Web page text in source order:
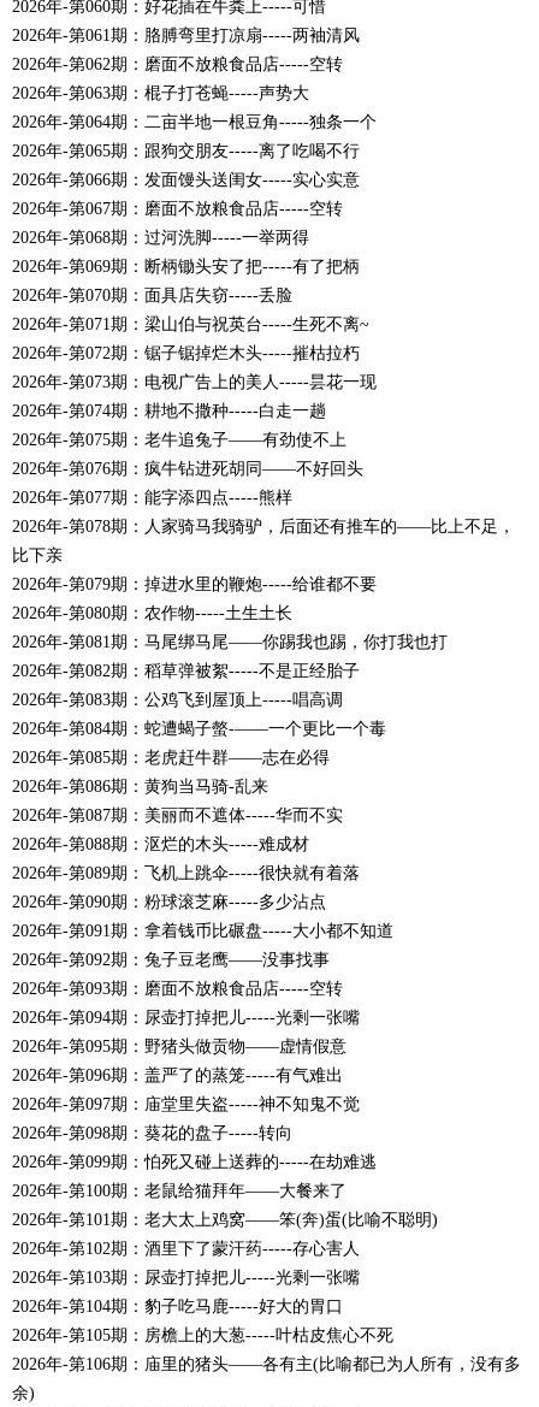
2026年-第060期：好花插在牛粪上-----可惜
2026年-第061期：胳膊弯里打凉扇-----两袖清风
2026年-第062期：磨面不放粮食品店-----空转
2026年-第063期：棍子打苍蝇-----声势大
2026年-第064期：二亩半地一根豆角-----独条一个
2026年-第065期：跟狗交朋友-----离了吃喝不行
2026年-第066期：发面馒头送闺女-----实心实意
2026年-第067期：磨面不放粮食品店-----空转
2026年-第068期：过河洗脚-----一举两得
2026年-第069期：断柄锄头安了把-----有了把柄
2026年-第070期：面具店失窃-----丢脸
2026年-第071期：梁山伯与祝英台-----生死不离~
2026年-第072期：锯子锯掉烂木头-----摧枯拉朽
2026年-第073期：电视广告上的美人-----昙花一现
2026年-第074期：耕地不撒种-----白走一趟
2026年-第075期：老牛追兔子——有劲使不上
2026年-第076期：疯牛钻进死胡同――不好回头
2026年-第077期：能字添四点-----熊样
2026年-第078期：人家骑马我骑驴，后面还有推车的――比上不足，
比下亲
2026年-第079期：掉进水里的鞭炮-----给谁都不要
2026年-第080期：农作物-----土生土长
2026年-第081期：马尾绑马尾―—你踢我也踢，你打我也打
2026年-第082期：稻草弹被絮-----不是正经胎子
2026年-第083期：公鸡飞到屋顶上-----唱高调
2026年-第084期：蛇遭蝎子螫-——一个更比一个毒
2026年-第085期：老虎赶牛群――志在必得
2026年-第086期：黄狗当马骑-乱来
2026年-第087期：美丽而不遮体-----华而不实
2026年-第088期：沤烂的木头-----难成材
2026年-第089期：飞机上跳伞-----很快就有着落
2026年-第090期：粉球滚芝麻-----多少沾点
2026年-第091期：拿着钱币比碾盘-----大小都不知道
2026年-第092期：兔子豆老鹰——没事找事
2026年-第093期：磨面不放粮食品店-----空转
2026年-第094期：尿壶打掉把儿-----光剩一张嘴
2026年-第095期：野猪头做贡物——虚情假意
2026年-第096期：盖严了的蒸笼-----有气难出
2026年-第097期：庙堂里失盗-----神不知鬼不觉
2026年-第098期：葵花的盘子-----转向
2026年-第099期：怕死又碰上送葬的-----在劫难逃
2026年-第100期：老鼠给猫拜年――大餐来了
2026年-第101期：老大太上鸡窝――笨(奔)蛋(比喻不聪明)
2026年-第102期：酒里下了蒙汗药-----存心害人
2026年-第103期：尿壶打掉把儿-----光剩一张嘴
2026年-第104期：豹子吃马鹿-----好大的胃口
2026年-第105期：房檐上的大葱-----叶枯皮焦心不死
2026年-第106期：庙里的猪头――各有主(比喻都已为人所有，没有多
余)